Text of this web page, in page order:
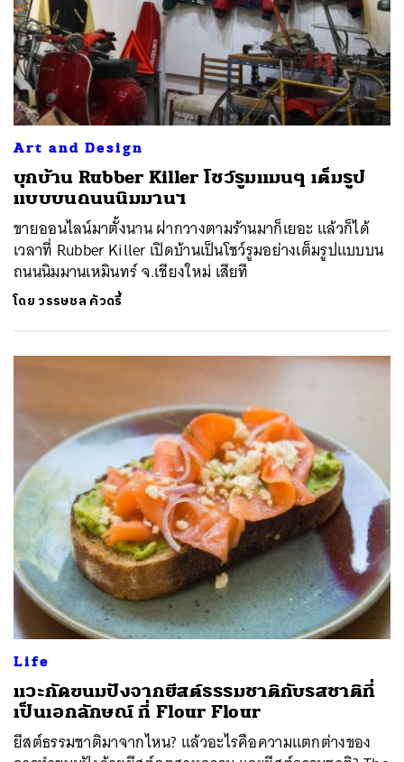
Art and Design
บุกบ้าน Rubber Killer โชว์รูมแมนๆ เต็มรูป
แบบบนถนนนิมมานฯ
ขายออนไลน์มาตั้งนาน ฝากวางตามร้านมาก็เยอะ แล้วก็ได้
เวลาที่ Rubber Killer เปิดบ้านเป็นโชว์รูมอย่างเต็มรูปแบบบน
ถนนนิมมานเหมินทร์ จ.เชียงใหม่ เสียที
โดยวรรษชล คัวดรี้
Life
แวะกัดขนมปังจากยีสต์ธรรมชาติกับรสชาติที่
เป็นเอกลักษณ์ ที่ Flour Flour
ยีสต์ธรรมชาติมาจากไหน? แล้วอะไรคือความแตกต่างของ